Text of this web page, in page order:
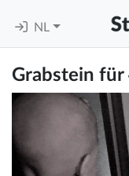
NL
Grabstein für